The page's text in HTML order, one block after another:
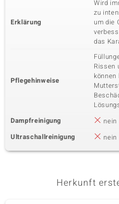
Erklärung
Wird
zu
um die
das
Pflegehinweise
Rissen
Dampfreinigung
nein
Ultraschallreinigung
nein
Herkunft